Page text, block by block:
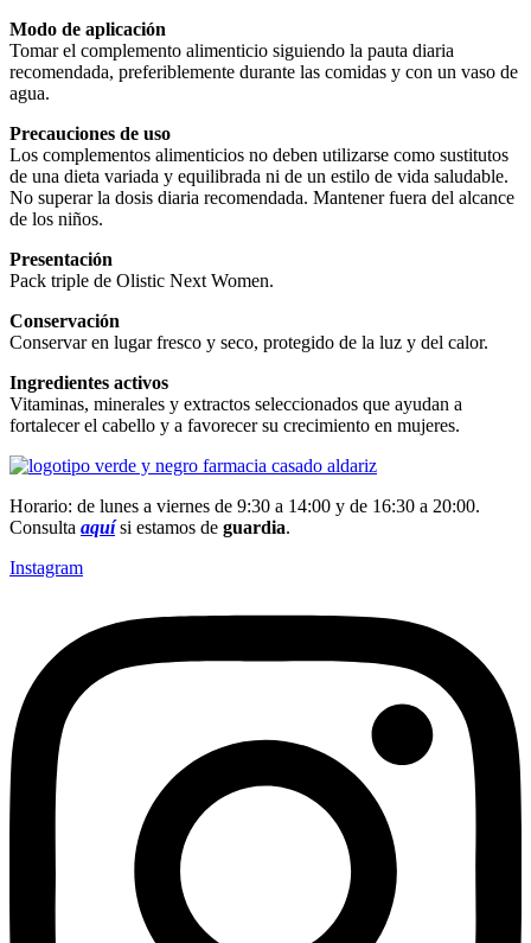
Modo de aplicación
Tomar el complemento alimenticio siguiendo la pauta diaria
recomendada, preferiblemente durante las comidas y con un vaso de
agua.
Precauciones de uso
Los complementos alimenticios no deben utilizarse como sustitutos
de una dieta variada y equilibrada ni de un estilo de vida saludable.
No superar la dosis diaria recomendada. Mantener fuera del alcance
de los niños.
Presentación
Pack triple de Olistic Next Women.
Conservación
Conservar en lugar fresco y seco, protegido de la luz y del calor.
Ingredientes activos
Vitaminas, minerales y extractos seleccionados que ayudan a
fortalecer el cabello y a favorecer su crecimiento en mujeres.
Horario: de lunes a viernes de 9:30 a 14:00 y de 16:30 a 20:00.
Consulta aquísi estamos de guardia.
Instagram